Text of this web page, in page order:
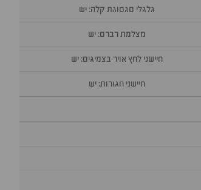
גלגלי סגסוגת קלה: יש
מצלמת רברס: יש
חיישני לחץ אויר בצמיגים: יש
חיישני חגורות: יש